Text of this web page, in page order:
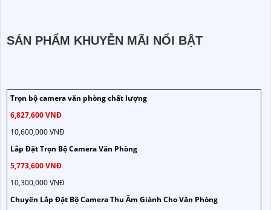
SẢN PHẨM KHUYỄN MÃI NỔI BẬT
Trọn bộ camera văn phòng chất lượng
6,827,600 VNĐ
10,600,000 VNĐ
Lắp Đặt Trọn Bộ Camera Văn Phòng
5,773,600 VNĐ
10,300,000 VNĐ
Chuyên Lắp Đặt Bộ Camera Thu Âm Giành Cho Văn Phòng